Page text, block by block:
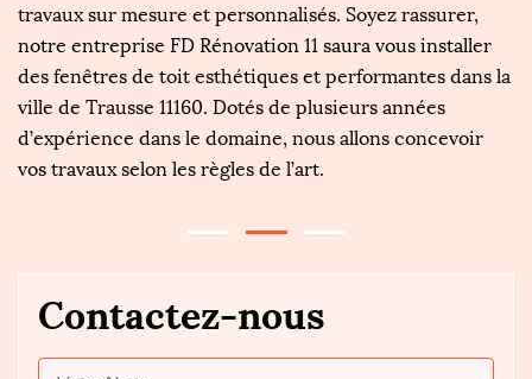
travaux sur mesure et personnalisés. Soyez rassurer,
notre entreprise FD Rénovation 11 saura vous installer
des fenêtres de toit esthétiques et performantes dans la
ville de Trausse 11160. Dotés de plusieurs années
d’expérience dans le domaine, nous allons concevoir
vos travaux selon les règles de l’art.
Contactez-nous